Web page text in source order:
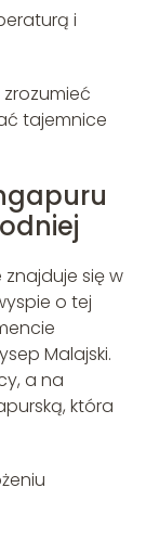
i
tajemnice
się w
o tej
Malajski.
a na
która